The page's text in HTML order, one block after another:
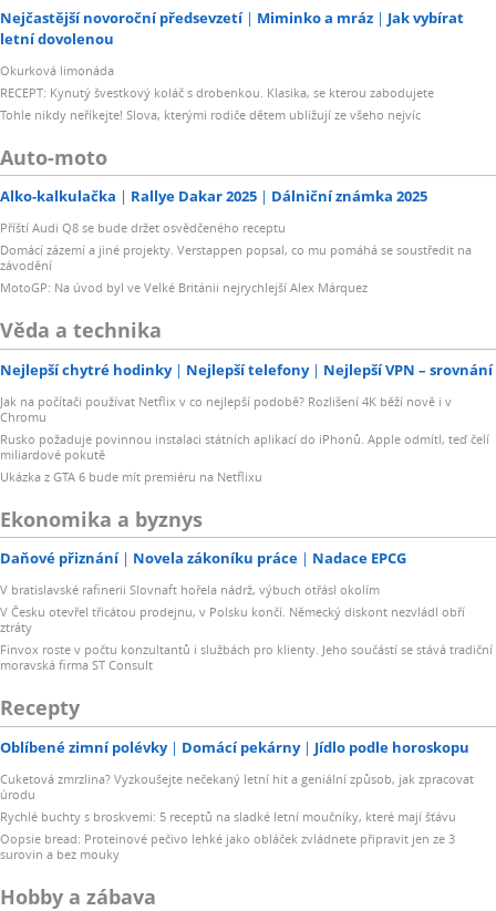
Nejčastější novoroční předsevzetí Miminko a mráz
Jak vybírat
letní dovolenou
Okurková limonáda
RECEPT: Kynutý švestkový koláč s drobenkou. Klasika, se kterou zabodujete
Tohle nikdy neříkejte! Slova, kterými rodiče dětem ubližují ze všeho nejvíc
Auto-moto
Alko-kalkulačka Rallye Dakar 2025 Dálniční známka 2025
Příští Audi Q8 se bude držet osvědčeného receptu
Domácí zázemí a jiné projekty. Verstappen popsal, co mu pomáhá se soustředit na
závodění
MotoGP: Na úvod byl ve Velké Británii nejrychlejší Alex Márquez
Věda a technika
Nejlepší chytré hodinky Nejlepší telefony Nejlepší VPN – srovnání
Jak na počítači používat Netflix v co nejlepší podobě? Rozlišení 4K běží nově i v
Chromu
Rusko požaduje povinnou instalaci státních aplikací do iPhonů. Apple odmítl, teď čelí
miliardové pokutě
Ukázka z GTA 6 bude mít premiéru na Netflixu
Ekonomika a byznys
Daňové přiznání Novela zákoníku práce Nadace EPCG
V bratislavské rafinerii Slovnaft hořela nádrž, výbuch otřásl okolím
V Česku otevřel třicátou prodejnu, v Polsku končí. Německý diskont nezvládl obří
ztráty
Finvox roste v počtu konzultantů i službách pro klienty. Jeho součástí se stává tradiční
moravská firma ST Consult
Recepty
Oblíbené zimní polévky Domácí pekárny Jídlo podle horoskopu
Cuketová zmrzlina? Vyzkoušejte nečekaný letní hit a geniální způsob, jak zpracovat
úrodu
Rychlé buchty s broskvemi: 5 receptů na sladké letní moučníky, které mají šťávu
Oopsie bread: Proteinové pečivo lehké jako obláček zvládnete připravit jen ze 3
surovin a bez mouky
Hobby a zábava